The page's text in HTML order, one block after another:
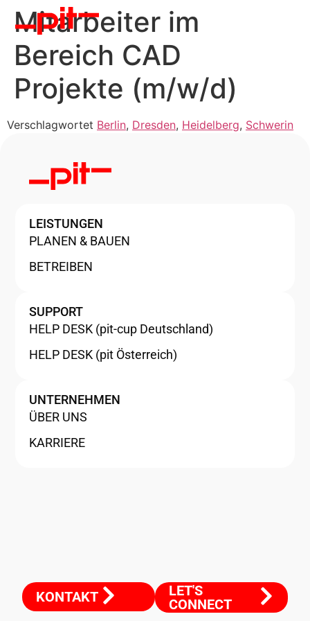
Mitarbeiter im
Bereich CAD
Projekte (m/w/d)
Verschlagwortet Berlin, Dresden, Heidelberg, Schwerin
LEISTUNGEN
PLANEN & BAUEN
BETREIBEN
SUPPORT
HELP DESK (pit-cup Deutschland)
HELP DESK (pit Österreich)
UNTERNEHMEN
ÜBER UNS
KARRIERE
KONTAKT
LET'S
CONNECT